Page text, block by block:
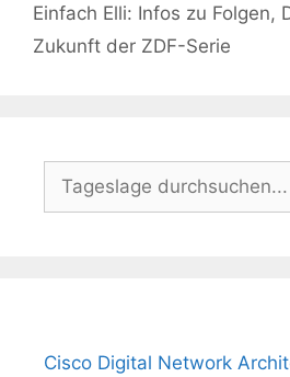
Einfach Elli: Infos zu Folgen,
Zukunft der ZDF-Serie
Cisco Digital Network